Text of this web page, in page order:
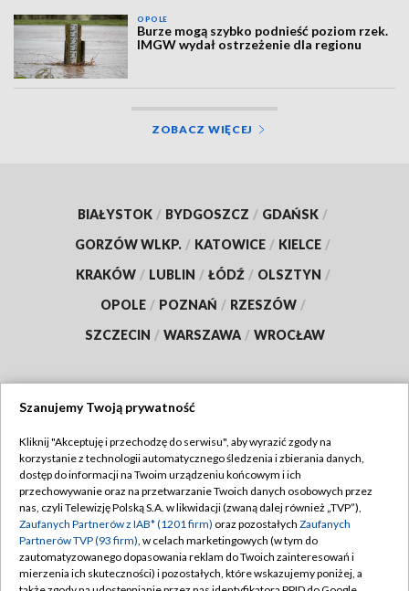
OPOLE
Burze mogą szybko podnieść poziom rzek.
IMGW wydał ostrzeżenie dla regionu
ZOBACZ WIĘCEJ
BIAŁYSTOK / BYDGOSZCZ / GDAŃSK /
GORZÓW WLKP. / KATOWICE / KIELCE /
KRAKÓW / LUBLIN / ŁÓDŹ / OLSZTYN /
OPOLE / POZNAŃ / RZESZÓW /
SZCZECIN / WARSZAWA / WROCŁAW
TVP
Abonament TVP
Emisja w TVP
Centrum informacji TVP
Naziemna Telewizja Cyfrowa
Regulamin TVP
Polityka prywatności
Moje zgody
Pomoc
Szanujemy Twoją prywatność
Kliknij "Akceptuję i przechodzę do serwisu", aby wyrazić zgody na
korzystanie z technologii automatycznego śledzenia i zbierania danych,
dostęp do informacji na Twoim urządzeniu końcowym i ich
przechowywanie oraz na przetwarzanie Twoich danych osobowych przez
nas, czyli Telewizję Polską S.A. w likwidacji (zwaną dalej również „TVP”),
Zaufanych Partnerów z IAB* (1201 firm) oraz pozostałych Zaufanych
Partnerów TVP (93 firm), w celach marketingowych (w tym do
zautomatyzowanego dopasowania reklam do Twoich zainteresowań i
mierzenia ich skuteczności) i pozostałych, które wskazujemy poniżej, a